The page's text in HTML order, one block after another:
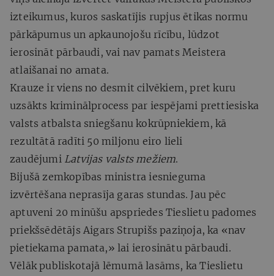
izteikumus, kuros saskatījis rupjus ētikas normu
pārkāpumus un apkaunojošu rīcību, lūdzot
ierosināt pārbaudi, vai nav pamats Meistera
atlaišanai no amata.
Krauze ir viens no desmit cilvēkiem, pret kuru
uzsākts kriminālprocess par iespējami prettiesiska
valsts atbalsta sniegšanu kokrūpniekiem, kā
rezultātā radīti 50 miljonu eiro lieli
zaudējumi Latvijas valsts mežiem.
Bijušā zemkopības ministra iesnieguma
izvērtēšana neprasīja garas stundas. Jau pēc
aptuveni 20 minūšu apspriedes Tieslietu padomes
priekšsēdētājs Aigars Strupišs paziņoja, ka «nav
pietiekama pamata,» lai ierosinātu pārbaudi.
Vēlāk publiskotajā lēmumā lasāms, ka Tieslietu